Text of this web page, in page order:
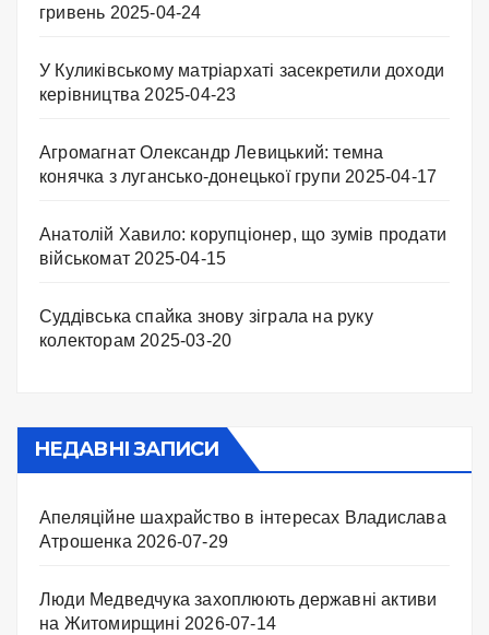
гривень 2025-04-24
У Куликівському матріархаті засекретили доходи
керівництва 2025-04-23
Агромагнат Олександр Левицький: темна
конячка з лугансько-донецької групи 2025-04-17
Анатолій Хавило: корупціонер, що зумів продати
військомат 2025-04-15
Суддівська спайка знову зіграла на руку
колекторам 2025-03-20
НЕДАВНІ ЗАПИСИ
Апеляційне шахрайство в інтересах Владислава
Атрошенка 2026-07-29
Люди Медведчука захоплюють державні активи
на Житомирщині 2026-07-14